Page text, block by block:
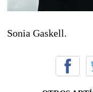
Sonia Gaskell.